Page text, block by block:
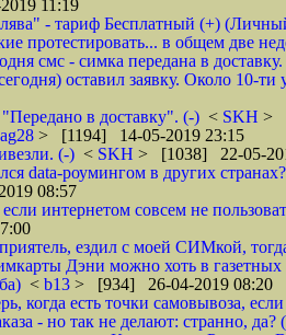
11:19
- тариф Бесплатный (+)
протестировать... в общем две
смс - симка передана в
оставил заявку. Около 10-ти
в доставку". (-) < SKH >
ag28 > [1194] 14-05-2019 23:15
(-) < SKH > [1038] 22-05-
data-роумингом в других
08:57
интернетом совсем не
ездил с моей СИМкой,
Дэни можно хоть в газетных
< b13 > [934] 26-04-2019 08:20
когда есть точки самовывоза,
- но так не делают: странно, да?